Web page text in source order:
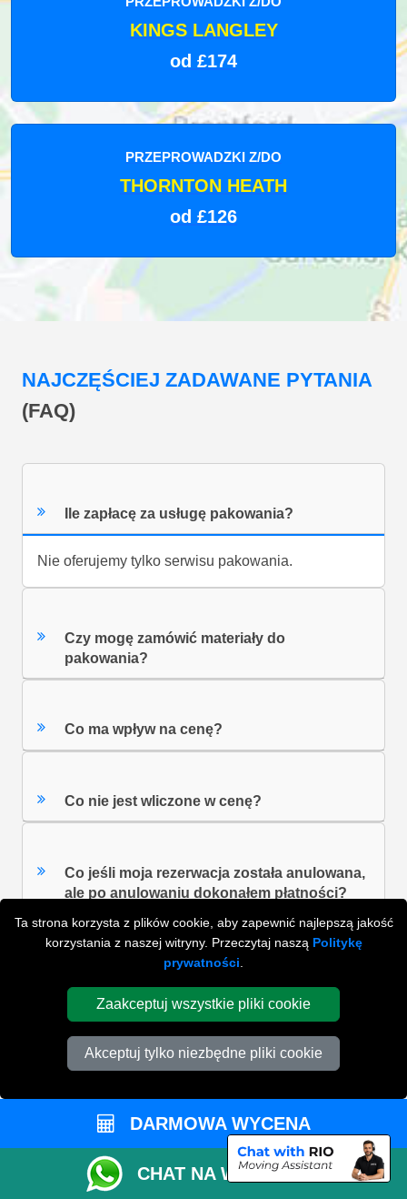
Ta strona korzysta z plików cookie, aby zapewnić najlepszą jakość
korzystania z naszej witryny. Przeczytaj naszą Politykę
prywatności
Zaakceptuj wszystkie pliki cookie
Akceptuj tylko niezbędne pliki cookie
KINGS LANGLEY
od £174
PRZEPROWADZKI Z/DO
THORNTON HEATH
od £126
NAJCZĘŚCIEJ ZADAWANE PYTANIA
(FAQ)
Ile zapłacę za usługę pakowania?
Nie oferujemy tylko serwisu pakowania.
Czy mogę zamówić materiały do
pakowania?
Co ma wpływ na cenę?
Co nie jest wliczone w cenę?
Co jeśli moja rezerwacja została anulowana,
ale po anulowaniu dokonałem płatności?
ZOBACZ WSZYSTKIE FAQ'S
WYSZUKAJ W NAJCZĘŚCIEJ ZADAWANYCH
PYTANIACH
ZACZNIJ WPISYWAĆ SWOJE PYTANIE I WYBIERZ Z
PONIŻSZYCH WYNIKÓW
DARMOWA WYCENA
CHAT NA WHATSAPP